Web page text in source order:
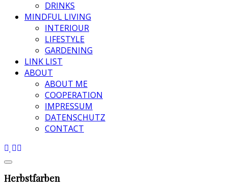
DRINKS
MINDFUL LIVING
INTERIOUR
LIFESTYLE
GARDENING
LINK LIST
ABOUT
ABOUT ME
COOPERATION
IMPRESSUM
DATENSCHUTZ
CONTACT
Herbstfarben